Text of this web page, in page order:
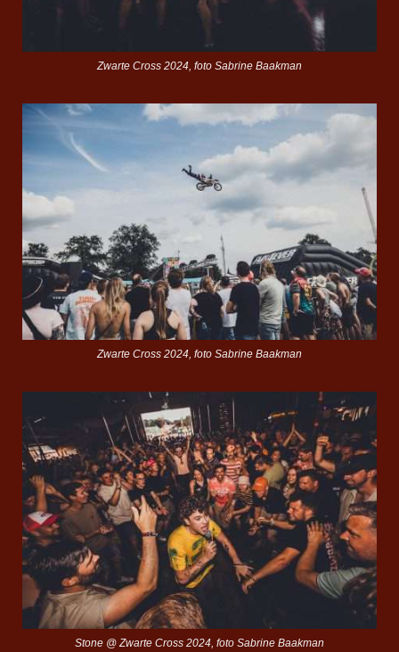
Zwarte Cross 2024, foto Sabrine Baakman
Zwarte Cross 2024, foto Sabrine Baakman
Stone @ Zwarte Cross 2024, foto Sabrine Baakman